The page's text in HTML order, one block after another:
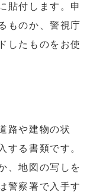
貼付します。申
ものか、警視庁
したものをお使
路や建物の状
する書類です。
、地図の写しを
警察署で入手す